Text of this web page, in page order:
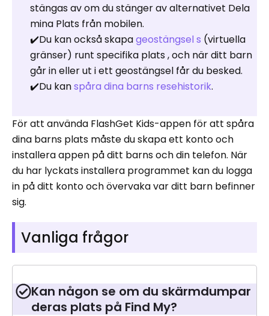
stängas av om du stänger av alternativet Dela
mina Plats från mobilen.
✔️Du kan också skapageostängsel s (virtuella
gränser) runt specifika plats , och när ditt barn
går in eller ut i ett geostängsel får du besked.
✔️Du kanspåra dina barns resehistorik.
För att använda FlashGet Kids-appen för att spåra
dina barns plats måste du skapa ett konto och
installera appen på ditt barns och din telefon. När
du har lyckats installera programmet kan du logga
in på ditt konto och övervaka var ditt barn befinner
sig.
Vanliga frågor
Kan någon se om du skärmdumpar
deras plats på Find My?